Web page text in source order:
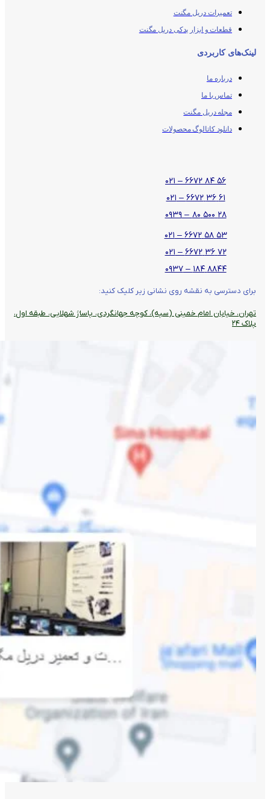
تعمیرات دریل مگنت
قطعات و ابزار یدکی دریل مگنت
لینک‌های کاربردی
درباره ما
تماس با ما
مجله دریل مگنت
دانلود کاتالوگ محصولات
۵۶ ۸۴ ۶۶۷۲ – ۰۲۱
۶۱ ۳۶ ۶۶۷۲ – ۰۲۱
۲۸ ۵۰۰ ۸۰ – ۰۹۳۹
۵۳ ۵۸ ۶۶۷۲ – ۰۲۱
۷۲ ۳۶ ۶۶۷۲ – ۰۲۱
۸۸۴۴ ۱۸۴ – ۰۹۳۷
برای دسترسی به نقشه روی نشانی زیر کلیک کنید:
تهران، خیابان امام خمینی (سپه)، کوچه جهانگردی،‌ پاساژ شهلایی، طبقه اول،
پلاک ۲۴